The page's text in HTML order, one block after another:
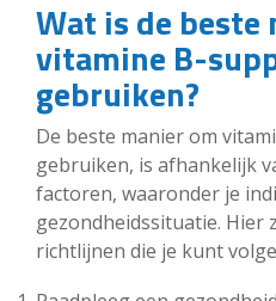
Wat is de beste
vitamine B-
gebruiken?
De beste manier om
gebruiken, is afhankelijk
factoren, waaronder je
gezondheidssituatie. Hier
richtlijnen die je kunt